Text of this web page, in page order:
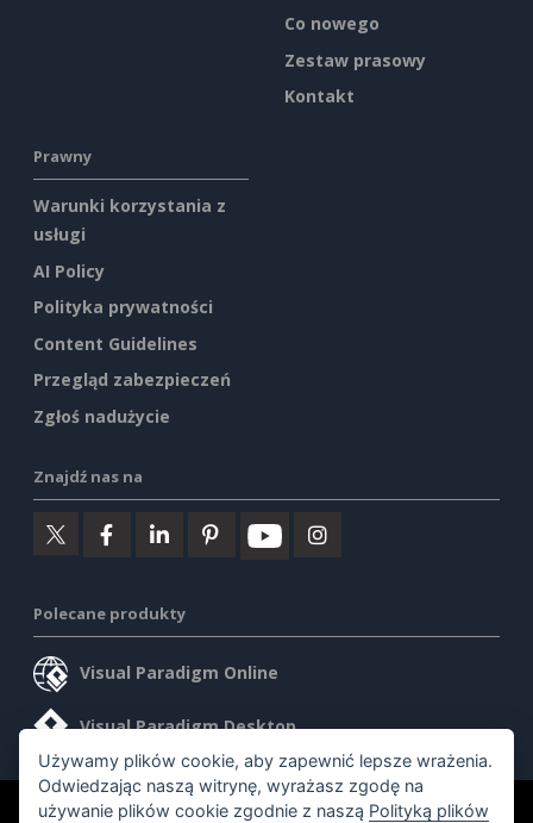
Co nowego
Zestaw prasowy
Kontakt
Prawny
Warunki korzystania z
usługi
AI Policy
Polityka prywatności
Content Guidelines
Przegląd zabezpieczeń
Zgłoś nadużycie
Znajdź nas na
Polecane produkty
Visual Paradigm Online
Visual Paradigm Desktop
©2026 by Visual Paradigm. Wszelkie prawa zastrzeżone.
Używamy plików cookie, aby zapewnić lepsze wrażenia.
Odwiedzając naszą witrynę, wyrażasz zgodę na
używanie plików cookie zgodnie z naszą Polityką plików